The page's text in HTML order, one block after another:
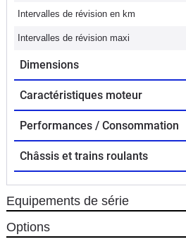
Intervalles de révision en km
Intervalles de révision maxi
Dimensions
Caractéristiques moteur
Performances / Consommation
Châssis et trains roulants
Equipements de série
Options